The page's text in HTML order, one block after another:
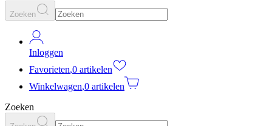
Zoeken
Inloggen
Favorieten,0 artikelen
Winkelwagen,0 artikelen
Zoeken